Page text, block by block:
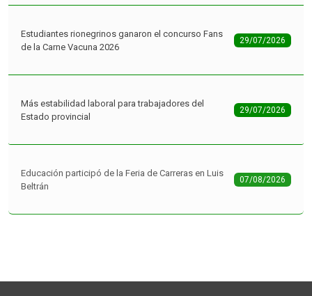
Estudiantes rionegrinos ganaron el concurso Fans
de la Carne Vacuna 2026
29/07/2026
Más estabilidad laboral para trabajadores del
Estado provincial
29/07/2026
Educación participó de la Feria de Carreras en Luis
Beltrán
07/08/2026